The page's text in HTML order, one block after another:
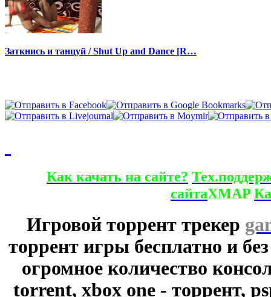
Заткнись и танцуй / Shut Up and Dance [R…
Как качать на сайте?
сайтаXMAP
Игровой торрент трекер
торрент игры бесплатно и
огромное количество
torrent, xbox one - торрент,